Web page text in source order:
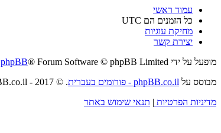
עמוד ראשי
כל הזמנים הם UTC
מחיקת עוגיות
יצירת קשר
מופעל על ידי
phpBB® Forum Software © phpBB Limited
מבוסס על phpBB.co.il - פורומים בעברית
. © 2017 - phpBB.co.il.
מדיניות הפרטיות | תנאי שימוש באתר